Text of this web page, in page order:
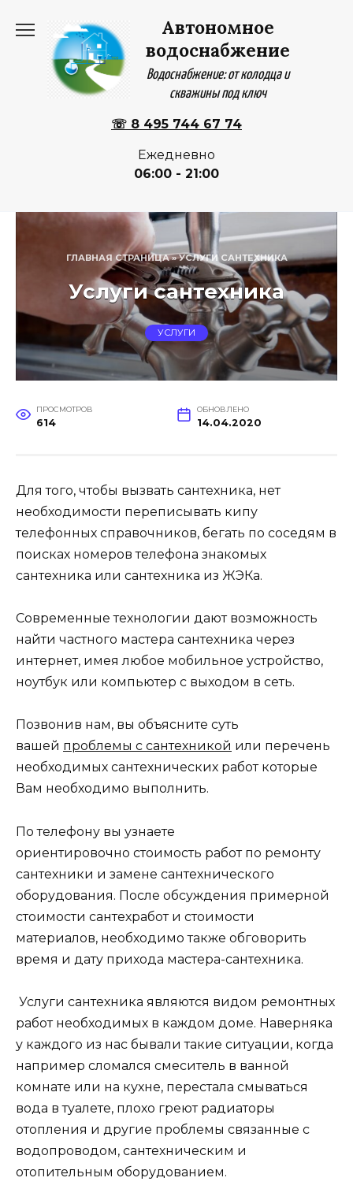
содержанию
Автономное
водоснабжение
Водоснабжение: от колодца и
скважины под ключ
☏ 8 495 744 67 74
Ежедневно
06:00 - 21:00
ГЛАВНАЯ СТРАНИЦА»УСЛУГИ САНТЕХНИКА
Услуги сантехника
УСЛУГИ
ПРОСМОТРОВ
614
ОБНОВЛЕНО
14.04.2020
Для того, чтобы вызвать сантехника, нет
необходимости переписывать кипу
телефонных справочников, бегать по соседям в
поисках номеров телефона знакомых
сантехника или сантехника из ЖЭКа.
Современные технологии дают возможность
найти частного мастера сантехника через
интернет, имея любое мобильное устройство,
ноутбук или компьютер с выходом в сеть.
Позвонив нам, вы объясните суть
вашей проблемы с сантехникой или перечень
необходимых сантехнических работ которые
Вам необходимо выполнить.
По телефону вы узнаете
ориентировочно стоимость работ по ремонту
сантехники и замене сантехнического
оборудования. После обсуждения примерной
стоимости сантехработ и стоимости
материалов, необходимо также обговорить
время и дату прихода мастера-сантехника.
Услуги сантехника являются видом ремонтных
работ необходимых в каждом доме. Наверняка
у каждого из нас бывали такие ситуации, когда
например сломался смеситель в ванной
комнате или на кухне, перестала смываться
вода в туалете, плохо греют радиаторы
отопления и другие проблемы связанные с
водопроводом, сантехническим и
отопительным оборудованием.